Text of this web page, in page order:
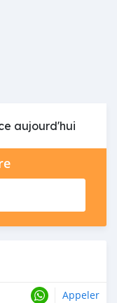
aujourd'hui
Appeler